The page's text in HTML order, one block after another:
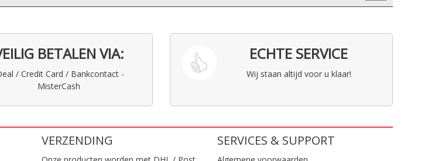
BETALEN VIA:
/ Credit Card / Bankcontact -
MisterCash
ECHTE SERVICE
Wij staan altijd voor u klaar!
VERZENDING SERVICES & SUPPORT